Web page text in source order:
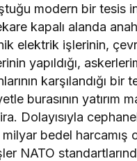
modern bir tesis
kapalı alanda
elektrik işlerinin,
yapıldığı,
karşılandığı bir
burasının yatırım
Dolayısıyla
milyar bedel harcamış
NATO